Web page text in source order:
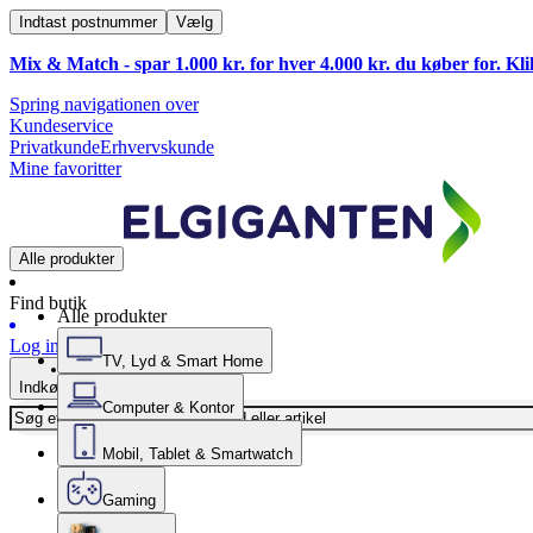
Indtast postnummer Vælg
Mix & Match - spar 1.000 kr. for hver 4.000 kr. du køber for.
Spring navigationen over
Kundeservice
PrivatkundeErhvervskunde
Mine favoritter
Alle produkter
Find butik
Log ind
Indkøbskurv
Alle produkter
TV, Lyd & Smart Home
Computer & Kontor
Mobil, Tablet & Smartwatch
Gaming